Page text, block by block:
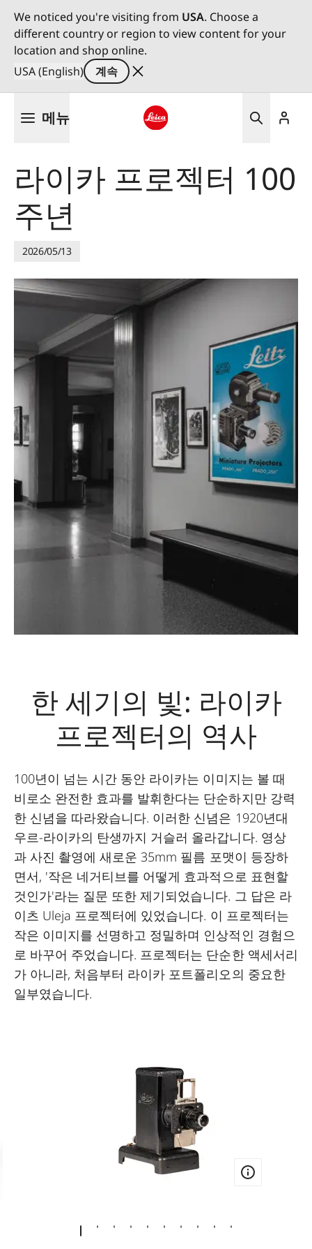
We noticed you're visiting from USA. Choose a
different country or region to view content for your
location and shop online.
USA (English)
계속
메뉴
라이카 프로젝터 100
주년
2026/05/13
한 세기의 빛: 라이카
프로젝터의 역사
100년이 넘는 시간 동안 라이카는 이미지는 볼 때
비로소 완전한 효과를 발휘한다는 단순하지만 강력
한 신념을 따라왔습니다. 이러한 신념은 1920년대
우르-라이카의 탄생까지 거슬러 올라갑니다. 영상
과 사진 촬영에 새로운 35mm 필름 포맷이 등장하
면서, '작은 네거티브를 어떻게 효과적으로 표현할
것인가'라는 질문 또한 제기되었습니다. 그 답은 라
이츠 Uleja 프로젝터에 있었습니다. 이 프로젝터는
작은 이미지를 선명하고 정밀하며 인상적인 경험으
로 바꾸어 주었습니다. 프로젝터는 단순한 액세서리
가 아니라, 처음부터 라이카 포트폴리오의 중요한
일부였습니다.